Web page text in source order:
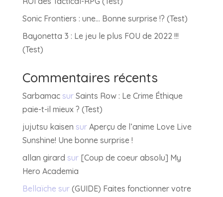
Sonic Frontiers : une… Bonne surprise !? (Test)
Bayonetta 3 : Le jeu le plus FOU de 2022 !!!
(Test)
Commentaires récents
Sarbamacsur Saints Row : Le Crime Éthique
paie-t-il mieux ? (Test)
jujutsu kaisen sur Aperçu de l’anime Love Live
Sunshine! Une bonne surprise !
allan girard sur [Coup de coeur absolu] My
Hero Academia
Bellaïche sur (GUIDE) Faites fonctionner votre